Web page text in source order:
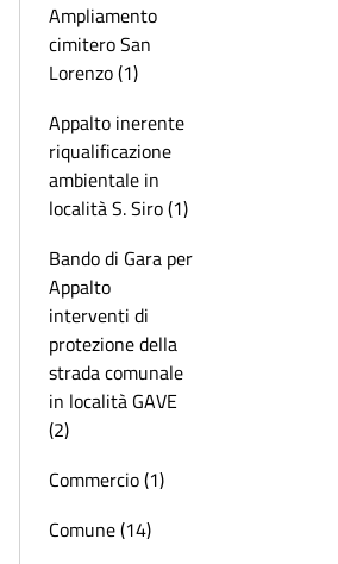
Ampliamento
cimitero San
Lorenzo (1)
Appalto inerente
riqualificazione
ambientale in
località S. Siro (1)
Bando di Gara per
Appalto
interventi di
protezione della
strada comunale
in località GAVE
(2)
Commercio (1)
Comune (14)